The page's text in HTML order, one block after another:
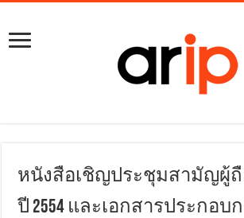
หนังสือเชิญประชุมสามัญผู้
ปี 2554 และเอกสารประกอบ